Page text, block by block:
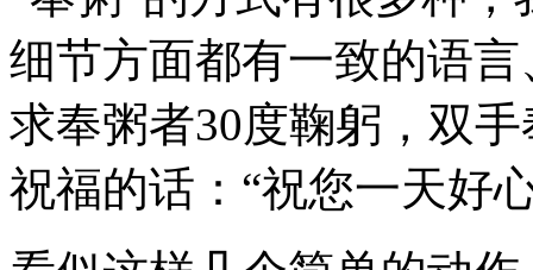
细节方面都有一致的语
求奉粥者30度鞠躬，双
祝福的话：“祝您一天好